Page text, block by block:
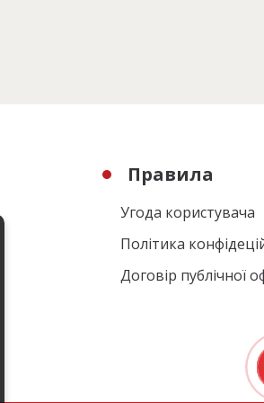
Правила
Угода користувача
Політика
Договір публічної